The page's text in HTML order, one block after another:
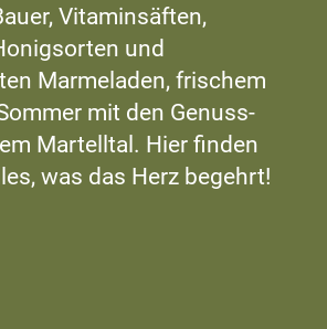
Vitaminsäften,
und
Marmeladen, frischem
mit den Genuss-
Martelltal. Hier finden
was das Herz begehrt!